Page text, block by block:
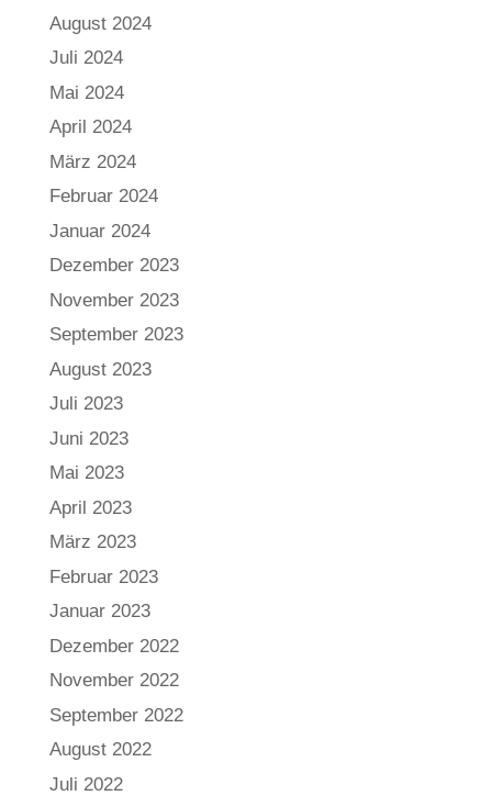
August 2024
Juli 2024
Mai 2024
April 2024
März 2024
Februar 2024
Januar 2024
Dezember 2023
November 2023
September 2023
August 2023
Juli 2023
Juni 2023
Mai 2023
April 2023
März 2023
Februar 2023
Januar 2023
Dezember 2022
November 2022
September 2022
August 2022
Juli 2022